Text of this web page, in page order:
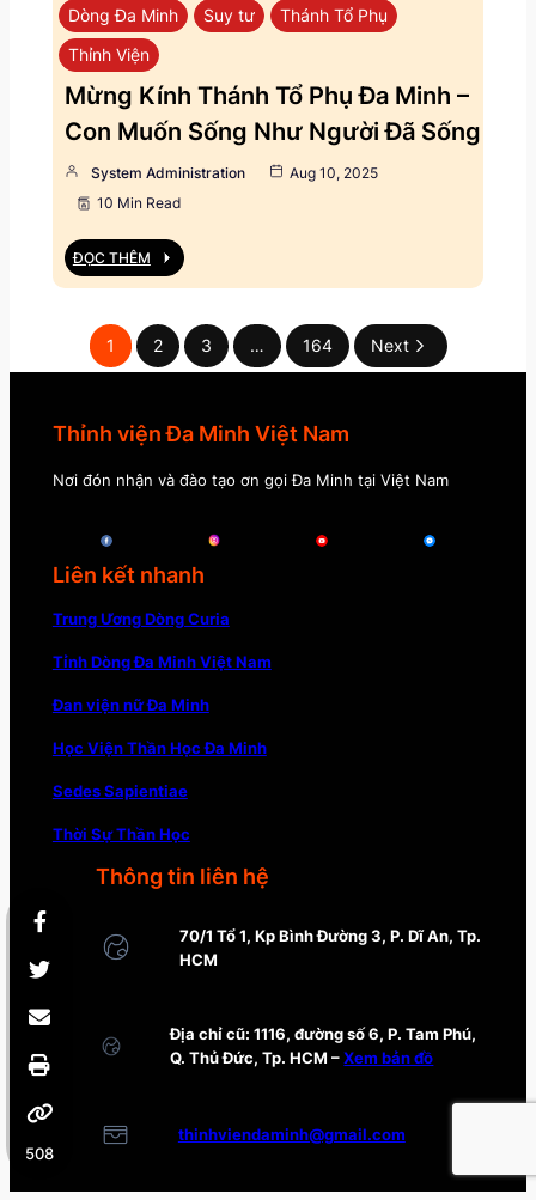
Dòng Đa Minh Suy tư
Thánh Tổ Phụ
Thỉnh Viện
Mừng Kính Thánh Tổ Phụ Đa Minh –
Con Muốn Sống Như Người Đã Sống
System Administration
Aug 10, 2025
10 Min Read
ĐỌC THÊM
1 2 3 … 164 Next
Thỉnh viện Đa Minh Việt Nam
Nơi đón nhận và đào tạo ơn gọi Đa Minh tại Việt Nam
Liên kết nhanh
Trung Ương Dòng Curia
Tỉnh Dòng Đa Minh Việt Nam
Đan viện nữ Đa Minh
Học Viện Thần Học Đa Minh
Sedes Sapientiae
Thời Sự Thần Học
Thông tin liên hệ
70/1 Tổ 1, Kp Bình Đường 3, P. Dĩ An, Tp.
HCM
Địa chỉ cũ: 1116, đường số 6, P. Tam Phú,
Q. Thủ Đức, Tp. HCM –Xem bản đồ
thinhviendaminh@gmail.com
508